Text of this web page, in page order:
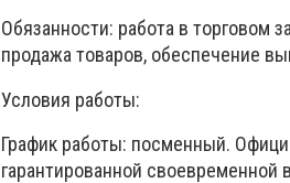
Обязанности: работа в торговом
продажа товаров, обеспечение
Условия работы:
График работы: посменный.
гарантированной своевременной